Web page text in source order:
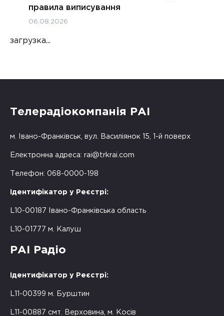
правила виписування
06.08.2026
загрузка...
Телерадіокомпанія РАІ
м. Івано-Франківськ, вул. Василіянок 15, 1-й поверх
Електронна адреса: rai@trkrai.com
Телефон: 068-0000-198
Ідентифікатор у Реєстрі:
L10-00187 Івано-Франківська область
L10-01777 м. Калуш
РАІ Радіо
Ідентифікатор у Реєстрі:
L11-00399 м. Бурштин
L11-00887 смт. Верховина, м. Косів